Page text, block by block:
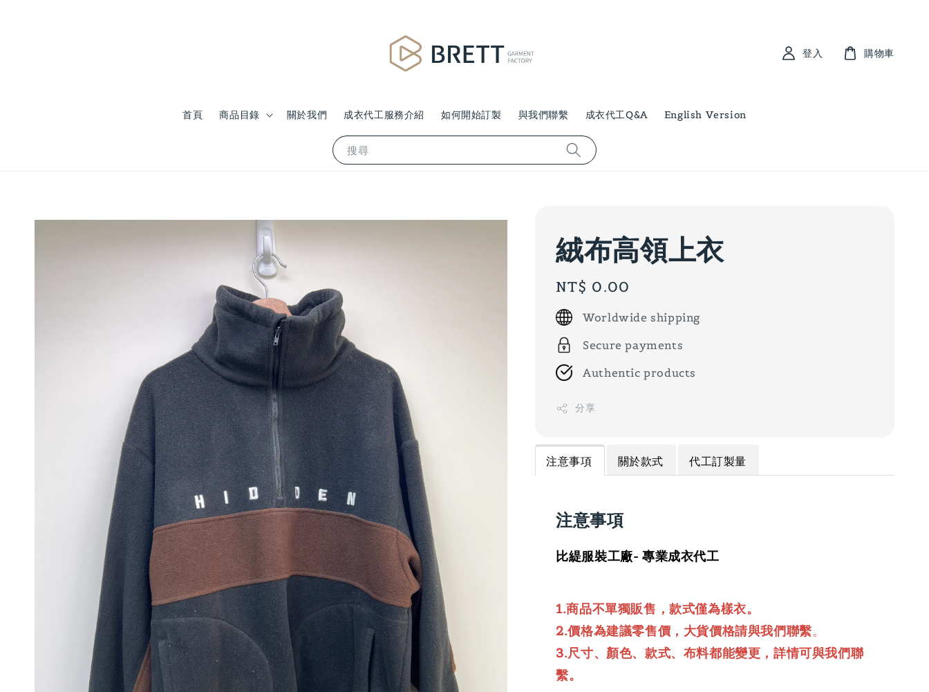
搜尋
首頁 商品目錄 關於我們 成衣代工服務介紹 如何開始訂製 與我們聯繫 成衣代工Q&A English Version
登入 購物車
絨布高領上衣
Regular
price
NT$ 0.00
Worldwide shipping
Secure payments
Authentic products
分享
注意事項 關於款式 代工訂製量
注意事項
比緹服裝工廠- 專業成衣代工
1.商品不單獨販售，款式僅為樣衣。
2.價格為建議零售價，大貨價格請與我們聯繫。
3.尺寸、顏色、款式、布料都能變更，詳情可與我們聯
繫。